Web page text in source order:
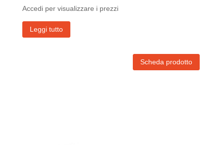
Accedi per visualizzare i prezzi
Scheda prodotto
Leggi tutto